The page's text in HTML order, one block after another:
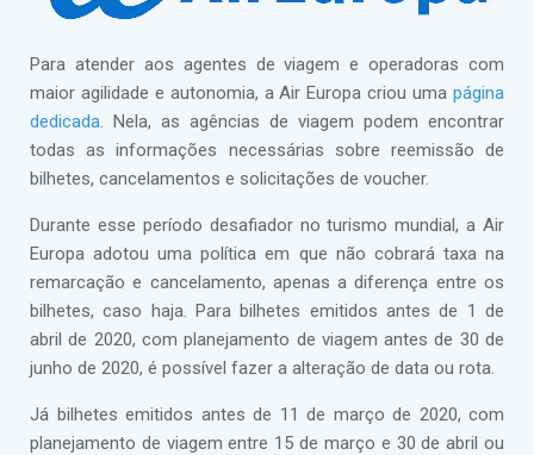
Para atender aos agentes de viagem e operadoras com
maior agilidade e autonomia, a Air Europa criou uma página
dedicada. Nela, as agências de viagem podem encontrar
todas as informações necessárias sobre reemissão de
bilhetes, cancelamentos e solicitações de voucher.
Durante esse período desafiador no turismo mundial, a Air
Europa adotou uma política em que não cobrará taxa na
remarcação e cancelamento, apenas a diferença entre os
bilhetes, caso haja. Para bilhetes emitidos antes de 1 de
abril de 2020, com planejamento de viagem antes de 30 de
junho de 2020, é possível fazer a alteração de data ou rota.
Já bilhetes emitidos antes de 11 de março de 2020, com
planejamento de viagem entre 15 de março e 30 de abril ou